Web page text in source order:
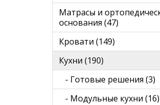
Матрасы и
основания (47)
Кровати (149)
Кухни (190)
- Готовые решения (3)
- Модульные кухни (16)